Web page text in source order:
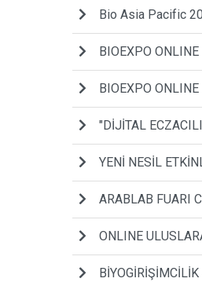
Bio Asia Pacific
BIOEXPO
BIOEXPO
"DİJİTAL
YENİ NESİL
ARABLAB FUARI
ONLINE